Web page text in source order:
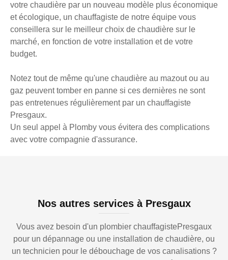
votre chaudière par un nouveau modèle plus économique
et écologique, un chauffagiste de notre équipe vous
conseillera sur le meilleur choix de chaudière sur le
marché, en fonction de votre installation et de votre
budget.
Notez tout de même qu'une chaudière au mazout ou au
gaz peuvent tomber en panne si ces dernières ne sont
pas entretenues régulièrement par un chauffagiste
Presgaux.
Un seul appel à Plomby vous évitera des complications
avec votre compagnie d'assurance.
Nos autres services à Presgaux
Vous avez besoin d'un plombier chauffagistePresgaux
pour un dépannage ou une installation de chaudière, ou
un technicien pour le débouchage de vos canalisations ?